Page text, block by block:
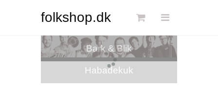
folkshop.dk
Bark & Blik